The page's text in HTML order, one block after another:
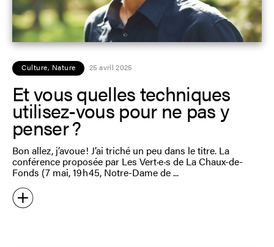
Culture, Nature 25 avril 2025
Et vous quelles techniques
utilisez-vous pour ne pas y
penser ?
Bon allez, j’avoue ! J’ai triché un peu dans le titre. La
conférence proposée par Les Vert·e·s de La Chaux-de-
Fonds (7 mai, 19 h 45, Notre-Dame de